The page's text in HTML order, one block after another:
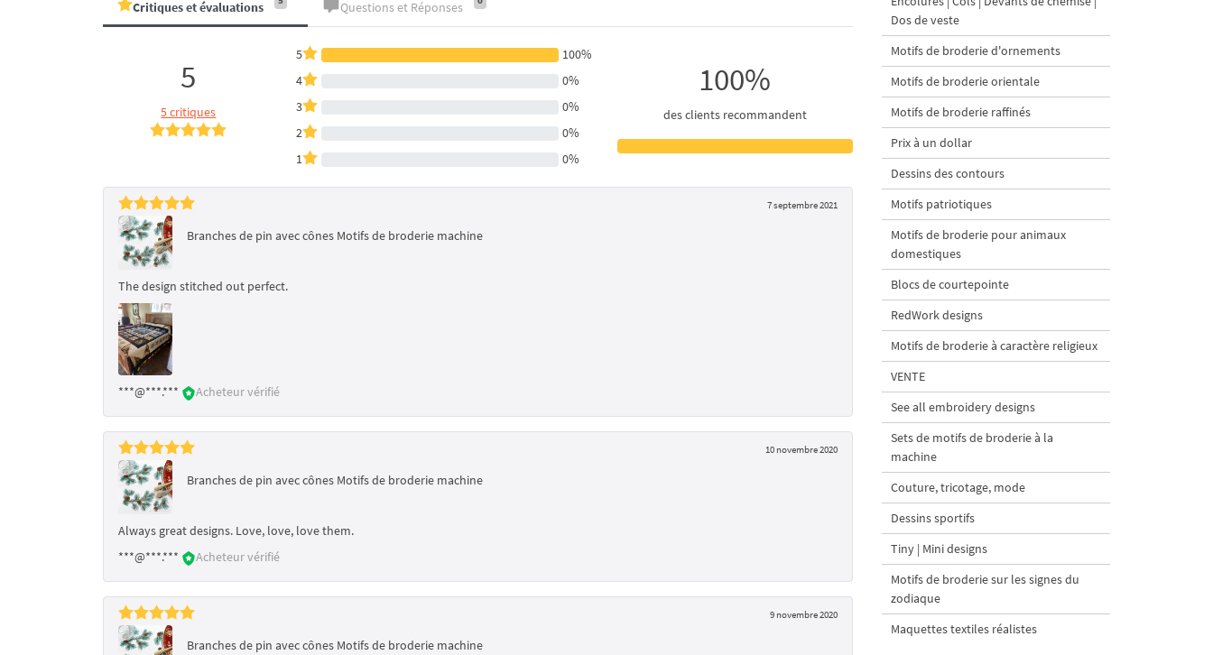
Critiques et évaluations Questions et Réponses
5
5 critiques
5
100%
4
0%
3
0%
2
0%
1
0%
100%
des clients recommandent
7 septembre 2021
Branches de pin avec cônes Motifs de broderie machine
The design stitched out perfect.
***@***.*** Acheteur vérifié
10 novembre 2020
Branches de pin avec cônes Motifs de broderie machine
Always great designs. Love, love, love them.
***@***.***
Acheteur vérifié
9 novembre 2020
Branches de pin avec cônes Motifs de broderie machine
Dos de veste
Motifs de broderie d'ornements
Motifs de broderie orientale
Motifs de broderie raffinés
Prix à un dollar
Dessins des contours
Motifs patriotiques
Motifs de broderie pour animaux
domestiques
Blocs de courtepointe
RedWork designs
Motifs de broderie à caractère religieux
VENTE
See all embroidery designs
Sets de motifs de broderie à la
machine
Couture, tricotage, mode
Dessins sportifs
Tiny | Mini designs
Motifs de broderie sur les signes du
zodiaque
Maquettes textiles réalistes